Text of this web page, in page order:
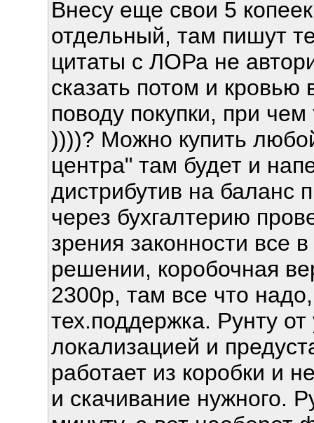
Внесу еще свои 5
отдельный, там пишут
цитаты с ЛОРа не
сказать потом и кровью
поводу покупки, при
))))? Можно купить
центра" там будет и
дистрибутив на баланс
через бухгалтерию
зрения законности все
решении, коробочная
2300р, там все что
тех.поддержка. Рунту
локализацией и
работает из коробки и
и скачивание нужного.